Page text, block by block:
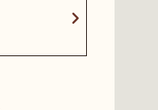
chevron_right